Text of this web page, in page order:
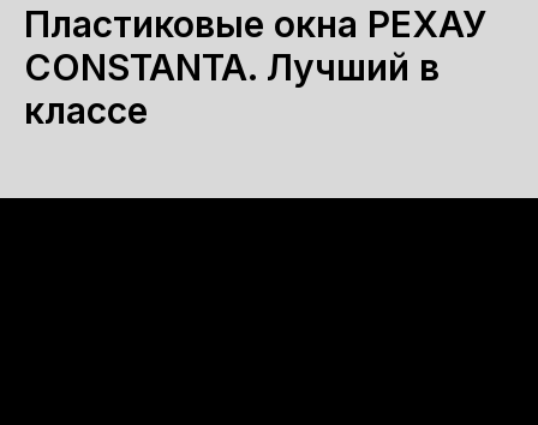
Пластиковые окна РЕХАУ
CONSTANTA. Лучший в
классе